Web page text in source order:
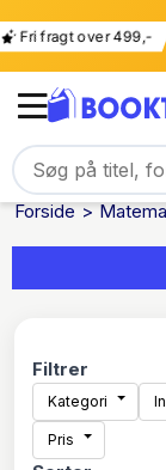
Fri fragt over
Forside
Filtrer
Kategori
Pris